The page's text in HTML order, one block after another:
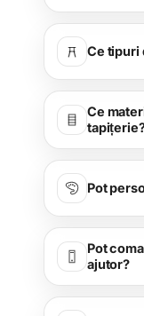
Ce tipuri
Ce
Pot
Pot
ajutor?